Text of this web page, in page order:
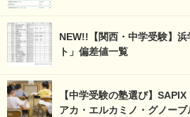
NEW!!【関西・中学受験】
ト」偏差値一覧
【中学受験の塾選び】
アカ・エルカミノ・グノー